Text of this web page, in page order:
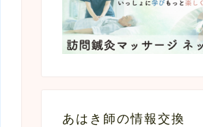
あはき師の情報交換